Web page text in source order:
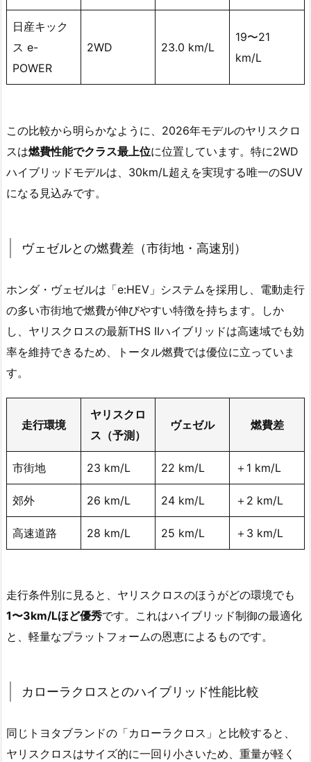
日産キック
ス e-
POWER
2WD 23.0 km/L
19〜21
km/L
この比較から明らかなように、2026年モデルのヤリスクロ
スは燃費性能でクラス最上位に位置しています。特に2WD
ハイブリッドモデルは、30km/L超えを実現する唯一のSUV
になる見込みです。
ヴェゼルとの燃費差（市街地・高速別）
ホンダ・ヴェゼルは「e:HEV」システムを採用し、電動走行
の多い市街地で燃費が伸びやすい特徴を持ちます。しか
し、ヤリスクロスの最新THS IIハイブリッドは高速域でも効
率を維持できるため、トータル燃費では優位に立っていま
す。
走行環境
ヤリスクロ
ス（予測）
ヴェゼル 燃費差
市街地 23 km/L 22 km/L ＋1 km/L
郊外 26 km/L 24 km/L ＋2 km/L
高速道路 28 km/L 25 km/L ＋3 km/L
走行条件別に見ると、ヤリスクロスのほうがどの環境でも
1〜3km/Lほど優秀です。これはハイブリッド制御の最適化
と、軽量なプラットフォームの恩恵によるものです。
カローラクロスとのハイブリッド性能比較
同じトヨタブランドの「カローラクロス」と比較すると、
ヤリスクロスはサイズ的に一回り小さいため、重量が軽く